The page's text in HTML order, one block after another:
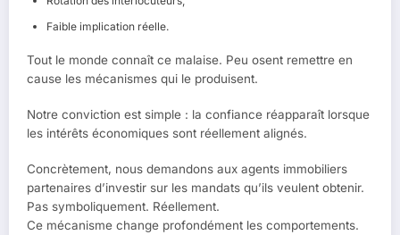
Faible implication réelle.
Tout le monde connaît ce malaise. Peu osent remettre en
cause les mécanismes qui le produisent.
Notre conviction est simple : la confiance réapparaît lorsque
les intérêts économiques sont réellement alignés.
Concrètement, nous demandons aux agents immobiliers
partenaires d’investir sur les mandats qu’ils veulent obtenir.
Pas symboliquement. Réellement.
Ce mécanisme change profondément les comportements.